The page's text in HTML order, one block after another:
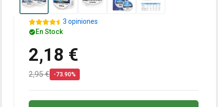
3 opiniones
En Stock
2,18 €
2,95 € -73.90%